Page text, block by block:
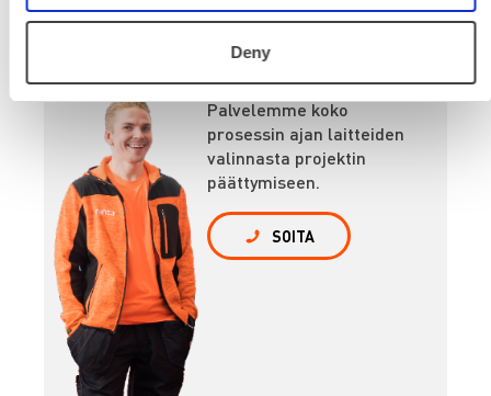
Deny
Renta palvelee
Palvelemme koko
prosessin ajan laitteiden
valinnasta projektin
päättymiseen.
SOITA